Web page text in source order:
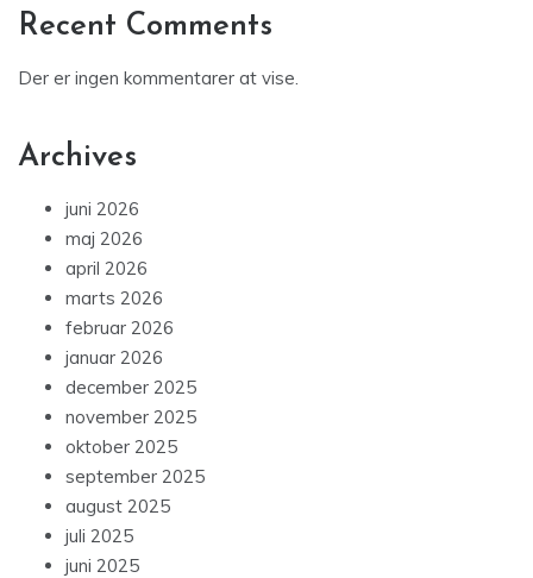
Recent Comments
Der er ingen kommentarer at vise.
Archives
juni 2026
maj 2026
april 2026
marts 2026
februar 2026
januar 2026
december 2025
november 2025
oktober 2025
september 2025
august 2025
juli 2025
juni 2025